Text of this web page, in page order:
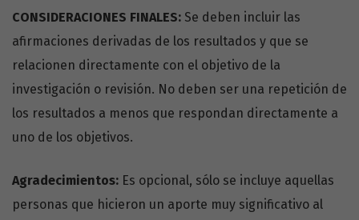
CONSIDERACIONES FINALES: Se deben incluir las
afirmaciones de­rivadas de los resultados y que se
relacionen directamente con el objetivo de la
investigación o revisión. No deben ser una repetición de
los resultados a menos que respondan directamente a
uno de los objetivos.
Agradecimientos: Es opcional, sólo se incluye aquellas
personas que hicieron un aporte muy significativo al